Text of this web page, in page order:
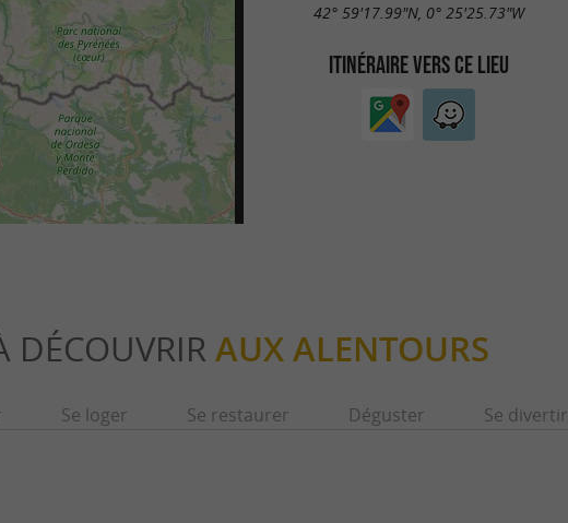
42° 59'17.99"N, 0° 25'25.73"W
ITINÉRAIRE VERS CE LIEU
DÉCOUVRIR AUX ALENTOURS
Se loger Se restaurer Déguster Se divertir